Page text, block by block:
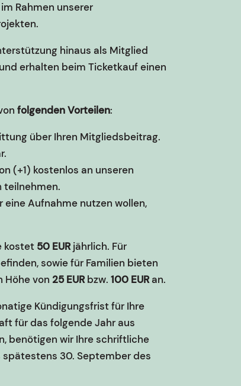
Rahmen unserer
hinaus als Mitglied
erhalten beim Ticketkauf einen
folgenden Vorteilen:
über Ihren Mitgliedsbeitrag.
(+1) kostenlos an unseren
eine Aufnahme nutzen wollen,
kostet 50 EURjährlich. Für
sowie für Familien bieten
von 25 EURbzw.100 EURan.
Kündigungsfrist für Ihre
für das folgende Jahr aus
benötigen wir Ihre schriftliche
30. September des